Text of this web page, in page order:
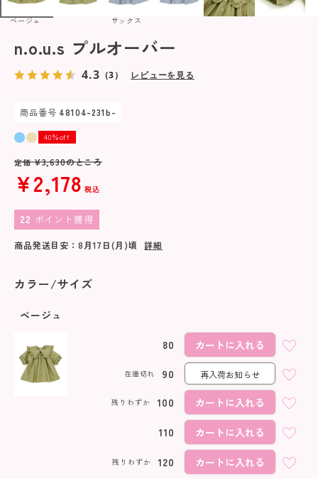
ベージュ サックス
n.o.u.s プルオーバー
4.3 （3） レビューを見る
商品番号 48104-231b-
40％off
定価 ¥3,630のところ
¥2,178 税込
22 ポイント獲得
商品発送目安： 8月17日(月)頃 詳細
カラー/サイズ
ベージュ
80 カートに入れる
90
在庫切れ 再入荷お知らせ
100
残りわずか カートに入れる
110 カートに入れる
120
残りわずか カートに入れる